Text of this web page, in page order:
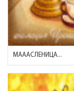
МАААСЛЕНИЦА...